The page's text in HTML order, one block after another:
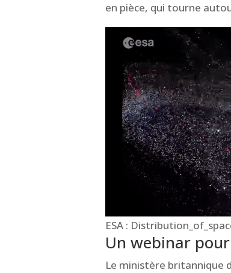
en pièce, qui tourne
ESA :
Un webinar
Le ministère britannique